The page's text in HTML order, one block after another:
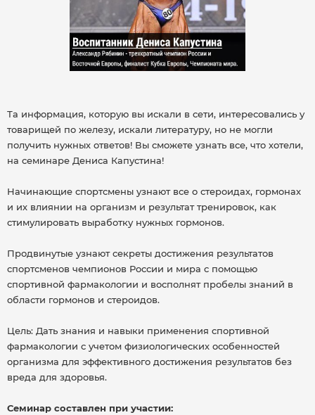
Та информация, которую вы искали в сети, интересовались у
товарищей по железу, искали литературу, но не могли
получить нужных ответов! Вы сможете узнать все, что хотели,
на семинаре Дениса Капустина!
Начинающие спортсмены узнают все о стероидах, гормонах
и их влиянии на организм и результат тренировок, как
стимулировать выработку нужных гормонов.
Продвинутые узнают секреты достижения результатов
спортсменов чемпионов России и мира с помощью
спортивной фармакологии и восполнят пробелы знаний в
области гормонов и стероидов.
Цель: Дать знания и навыки применения спортивной
фармакологии с учетом физиологических особенностей
организма для эффективного достижения результатов без
вреда для здоровья.
Семинар составлен при участии: